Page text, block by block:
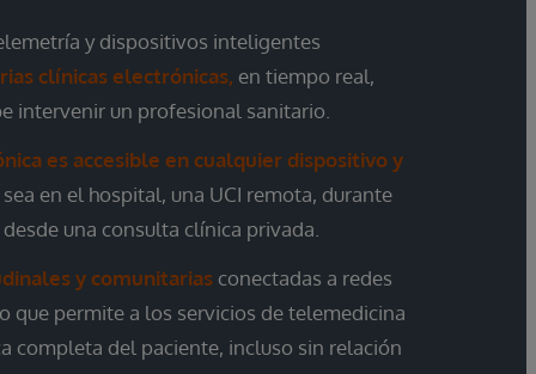
y dispositivos inteligentes
clínicas electrónicas, en tiempo real,
intervenir un profesional sanitario.
es accesible en cualquier dispositivo y
sea en el hospital, una UCI remota, durante
una consulta clínica privada.
y comunitarias conectadas a redes
que permite a los servicios de telemedicina
completa del paciente, incluso sin relación